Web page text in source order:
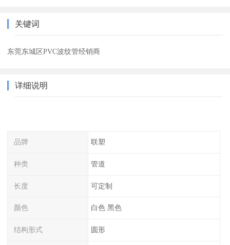
关键词
东莞东城区PVC波纹管经销商
详细说明
品牌 联塑
种类 管道
长度 可定制
颜色 白色 黑色
结构形式 圆形